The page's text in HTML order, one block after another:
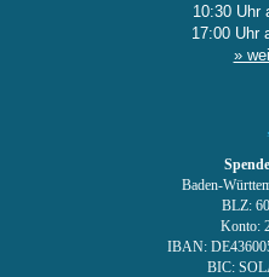
10:30 Uhr
17:00 Uhr
»
Baden-
BLZ:
Konto:
IBAN:
BIC: